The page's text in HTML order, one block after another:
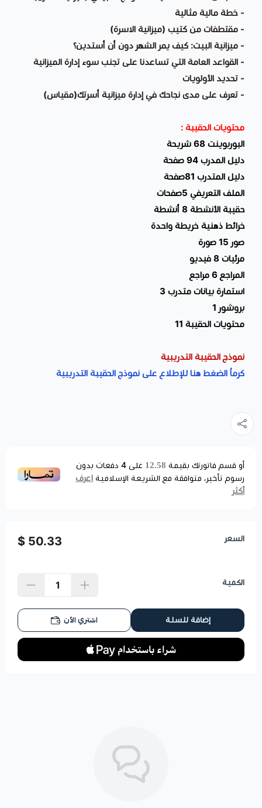
- خطة مالية مثالية
- مقتطفات من كتيب (ميزانية الاسرة)
- ميزانية البيت: كيف يمر الشهر دون أن أستدين؟
- القواعد العامة التي تساعدنا على تجنب سوء إدارة الميزانية
- تحديد الأولويات
- تعرف على مدى نجاحك في إدارة ميزانية أسرتك(مقياس)
محتويات الحقيبة :
البوربوينت 68 شريحة
دليل المدرب 94 صفحة
دليل المتدرب 81صفحة
الملف التعريفي 5صفحات
حقيبة الأنشطة 8 أنشطة
خرائط ذهنية خريطة واحدة
صور 15 صورة
مرئيات 8 فيديو
المراجع 6 مراجع
استمارة بيانات متدرب 3
بروشور 1
محتويات الحقيبة 11
نموذج الحقيبة التدريبية
كرماُ الضغط هنا للإطلاع على نموذج الحقيبة التدريبية
أو قسم فاتورتك بقيمة 12.58 على 4 دفعات بدون
رسوم تأخير، متوافقة مع الشريعة الإسلامية اعرف
أكثر
السعر 50.33 $
الكمية
إضافة للسلة اشتري الآن